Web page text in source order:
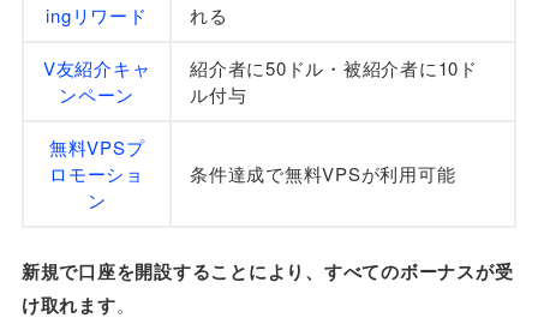
ingリワード
れる
V友紹介キャ
ンペーン
紹介者に50ドル・被紹介者に10ド
ル付与
無料VPSプ
ロモーショ
ン
条件達成で無料VPSが利用可能
新規で口座を開設することにより、すべてのボーナスが受
け取れます。